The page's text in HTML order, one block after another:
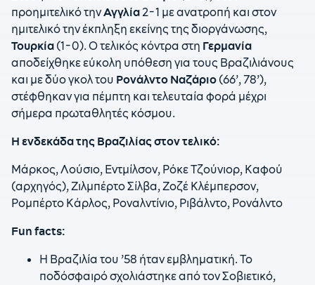
προημιτελικό τηνΑγγλία2-1 με ανατροπή και στον
ημιτελικό την έκπληξη εκείνης της διοργάνωσης,
Τουρκία (1-0). Ο τελικός κόντρα στη Γερμανία
αποδείχθηκε εύκολη υπόθεση για τους Βραζιλιάνους
και με δύο γκολ του Ρονάλντο Ναζάριο (66’, 78’),
στέφθηκαν για πέμπτη και τελευταία φορά μέχρι
σήμερα πρωταθλητές κόσμου.
Η ενδεκάδα της Βραζιλίας στον τελικό:
Μάρκος, Λούσιο, Εντμίλσον, Ρόκε Τζούνιορ, Καφού
(αρχηγός), Ζιλμπέρτο Σίλβα, Ζοζέ Κλέμπερσον,
Ρομπέρτο Κάρλος, Ροναλντίνιο, Ριβάλντο, Ρονάλντο
Fun facts:
Η Βραζιλία του ’58 ήταν εμβληματική. Το
ποδόσφαιρό σχολιάστηκε από τον Σοβιετικό,